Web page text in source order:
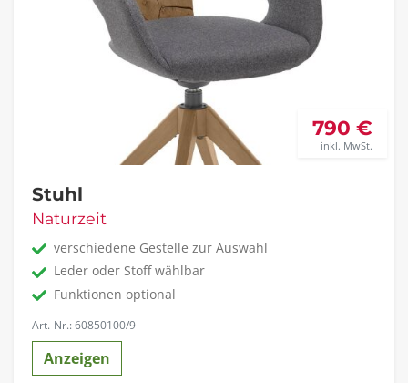
790 €
inkl. MwSt.
Stuhl
Naturzeit
verschiedene Gestelle zur Auswahl
Leder oder Stoff wählbar
Funktionen optional
Art.-Nr.: 60850100/9
Anzeigen